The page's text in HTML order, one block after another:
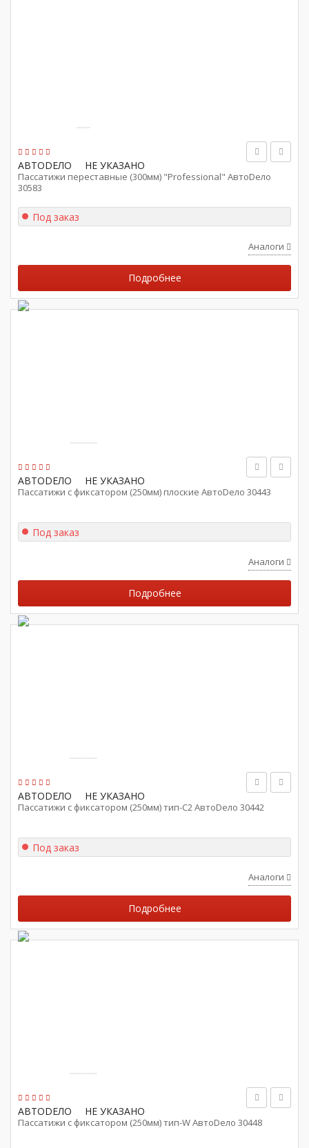
АВТОDЕЛО НЕ УКАЗАНО
Пассатижи переставные (300мм) "Professional" АвтоDело
30583
Под заказ
Аналоги
Подробнее
АВТОDЕЛО НЕ УКАЗАНО
Пассатижи с фиксатором (250мм) плоские АвтоDело 30443
Под заказ
Аналоги
Подробнее
АВТОDЕЛО НЕ УКАЗАНО
Пассатижи с фиксатором (250мм) тип-С2 АвтоDело 30442
Под заказ
Аналоги
Подробнее
АВТОDЕЛО НЕ УКАЗАНО
Пассатижи с фиксатором (250мм) тип-W АвтоDело 30448